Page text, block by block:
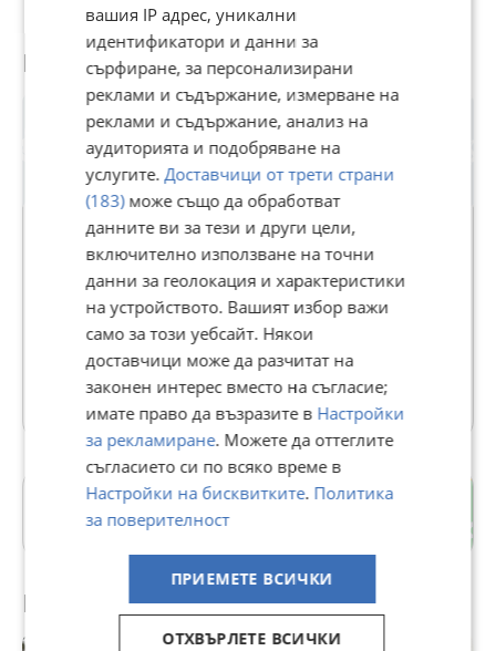
Потребител
Jelio Nikolov
В Bazar.BG от 12 юни 2018г.
Последно активен вчера в 09:40 ч.
2501 Обяви
гр. Бургас
Бургас
Препоръчани за теб
вашия IP адрес, уникални
идентификатори и данни за
сърфиране, за персонализирани
реклами и съдържание, измерване на
реклами и съдържание, анализ на
аудиторията и подобряване на
услугите. Доставчици от трети страни
(183)може също да обработват
данните ви за тези и други цели,
включително използване на точни
данни за геолокация и характеристики
на устройството. Вашият избор важи
само за този уебсайт. Някои
доставчици може да разчитат на
законен интерес вместо на съгласие;
имате право да възразите в Настройки
за рекламиране. Можете да оттеглите
съгласието си по всяко време в
Настройки на бисквитките. Политика
за поверителност
ПРИЕМЕТЕ ВСИЧКИ
ОТХВЪРЛЕТЕ ВСИЧКИ